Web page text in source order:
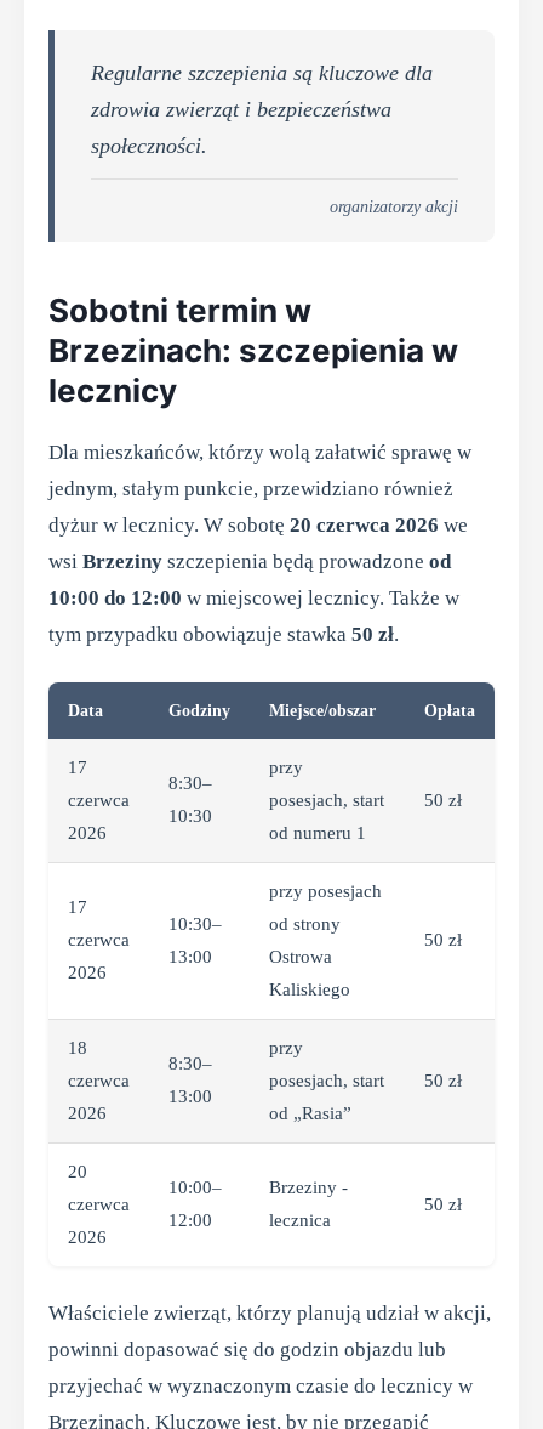
Regularne szczepienia są kluczowe dla
zdrowia zwierząt i bezpieczeństwa
społeczności.
organizatorzy akcji
Sobotni termin w
Brzezinach: szczepienia w
lecznicy
Dla mieszkańców, którzy wolą załatwić sprawę w
jednym, stałym punkcie, przewidziano również
dyżur w lecznicy. W sobotę 20 czerwca 2026 we
wsi Brzeziny szczepienia będą prowadzone od
10:00 do 12:00 w miejscowej lecznicy. Także w
tym przypadku obowiązuje stawka 50 zł.
Data Godziny Miejsce/obszar Opłata
17
czerwca
2026
8:30–
10:30
przy
posesjach, start
od numeru 1
50 zł
17
czerwca
2026
10:30–
13:00
przy posesjach
od strony
Ostrowa
Kaliskiego
50 zł
18
czerwca
2026
8:30–
13:00
przy
posesjach, start
od „Rasia”
50 zł
20
czerwca
2026
10:00–
12:00
Brzeziny -
lecznica
50 zł
Właściciele zwierząt, którzy planują udział w akcji,
powinni dopasować się do godzin objazdu lub
przyjechać w wyznaczonym czasie do lecznicy w
Brzezinach. Kluczowe jest, by nie przegapić